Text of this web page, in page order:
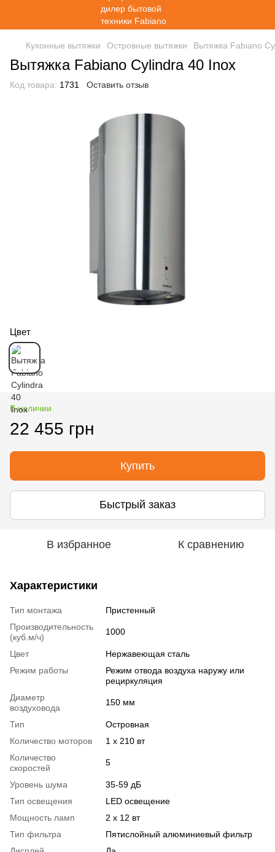
Кухонные вытяжки Островные вытяжки Вытяжка Fabiano
Вытяжка Fabiano Cylindra 40 Inox
Код товара: 1731 Оставить отзыв
Цвет
В наличии
22 455 грн
Купить
Быстрый заказ
В избранное К сравнению
Характеристики
Тип монтажа
Пристенный
Производительность
(куб.м/ч)
1000
Цвет
Нержавеющая сталь
Режим работы
Режим отвода воздуха наружу или
рециркуляция
Диаметр
воздуховода
150 мм
Тип
Островная
Количество моторов
1 x 210 вт
Количество
скоростей
5
Уровень шума
35-59 дБ
Тип освещения
LED освещение
Мощность ламп
2 х 12 вт
Тип фильтра
Пятислойный алюминиевый фильтр